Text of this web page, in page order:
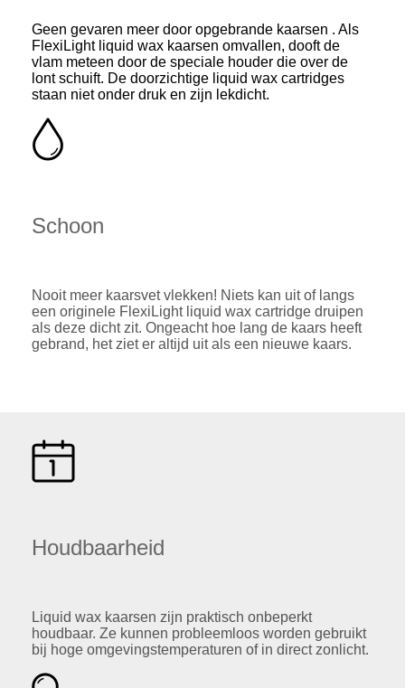
Geen gevaren meer door opgebrande kaarsen . Als
FlexiLight liquid wax kaarsen omvallen, dooft de
vlam meteen door de speciale houder die over de
lont schuift. De doorzichtige liquid wax cartridges
staan niet onder druk en zijn lekdicht.
Schoon
Nooit meer kaarsvet vlekken! Niets kan uit of langs
een originele FlexiLight liquid wax cartridge druipen
als deze dicht zit. Ongeacht hoe lang de kaars heeft
gebrand, het ziet er altijd uit als een nieuwe kaars.
Houdbaarheid
Liquid wax kaarsen zijn praktisch onbeperkt
houdbaar. Ze kunnen probleemloos worden gebruikt
bij hoge omgevingstemperaturen of in direct zonlicht.